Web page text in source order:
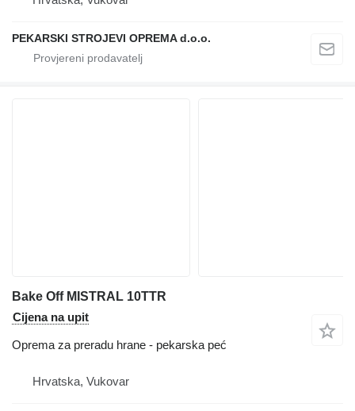
PEKARSKI STROJEVI OPREMA d.o.o.
Bake Off MISTRAL 10TTR
Cijena na upit
Oprema za preradu hrane - pekarska peć
Hrvatska, Vukovar